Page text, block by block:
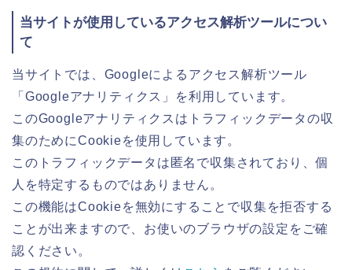
当サイトが使用しているアクセス解析ツールについ
て
当サイトでは、Googleによるアクセス解析ツール
「Googleアナリティクス」を利用しています。
このGoogleアナリティクスはトラフィックデータの収
集のためにCookieを使用しています。
このトラフィックデータは匿名で収集されており、個
人を特定するものではありません。
この機能はCookieを無効にすることで収集を拒否する
ことが出来ますので、お使いのブラウザの設定をご確
認ください。